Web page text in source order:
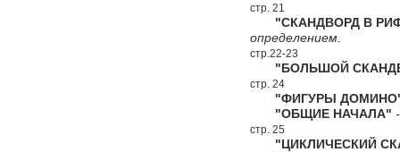
стр. 21
"СКАНДВОРД В
определением.
стр.22-23
"БОЛЬШОЙ
стр. 24
"ФИГУРЫ
"ОБЩИЕ НАЧАЛА"
стр. 25
"ЦИКЛИЧЕСКИЙ